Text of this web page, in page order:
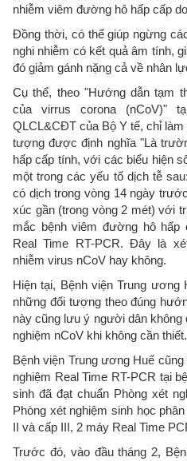
nhiễm viêm đường hô hấp cấp
Đồng thời, có thể giúp ngừng
nghi nhiễm có kết quả âm tính,
đó giảm gánh nặng cả về nhân
Cụ thể, theo "Hướng dẫn tạm
của virrus corona (nCoV)"
QLCL&CĐT của Bộ Y tế, chỉ
tượng được định nghĩa "Là
hấp cấp tính, với các biểu hiện
một trong các yếu tố dịch tễ
có dịch trong vòng 14 ngày
xúc gần (trong vòng 2 mét) với
mắc bệnh viêm đường hô hấp
Real Time RT-PCR. Đây là
nhiễm virus nCoV hay không.
Hiện tại, Bệnh viện Trung ương
những đối tượng theo đúng
này cũng lưu ý người dân không
nghiệm nCoV khi không cần thiết.
Bệnh viện Trung ương Huế
nghiệm Real Time RT-PCR tại
sinh đã đạt chuẩn Phòng xét
Phòng xét nghiệm sinh học
II và cấp III, 2 máy Real Time
Trước đó, vào đầu tháng 2,